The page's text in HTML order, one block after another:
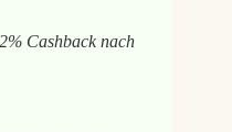
Cashback nach